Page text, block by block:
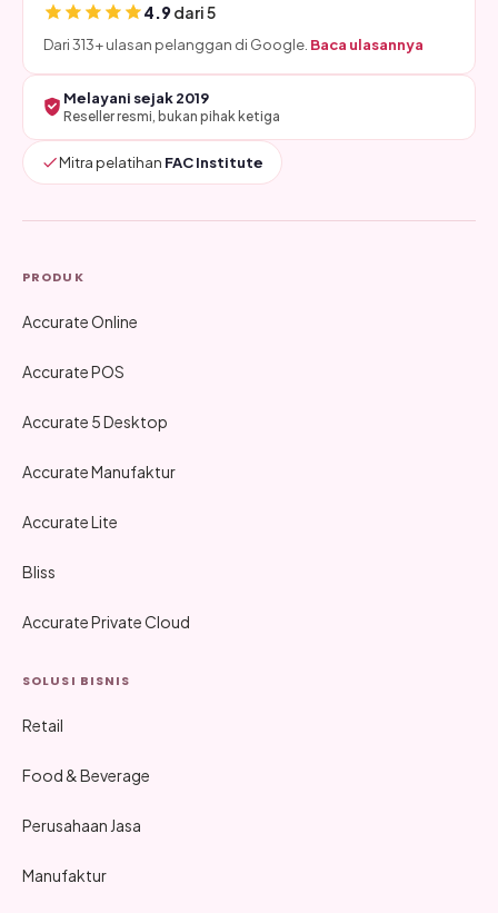
4.9dari 5
Dari 313+ ulasan pelanggan di Google. Baca ulasannya
Melayani sejak 2019
Reseller resmi, bukan pihak ketiga
Mitra pelatihan FAC Institute
PRODUK
Accurate Online
Accurate POS
Accurate 5 Desktop
Accurate Manufaktur
Accurate Lite
Bliss
Accurate Private Cloud
SOLUSI BISNIS
Retail
Food & Beverage
Perusahaan Jasa
Manufaktur